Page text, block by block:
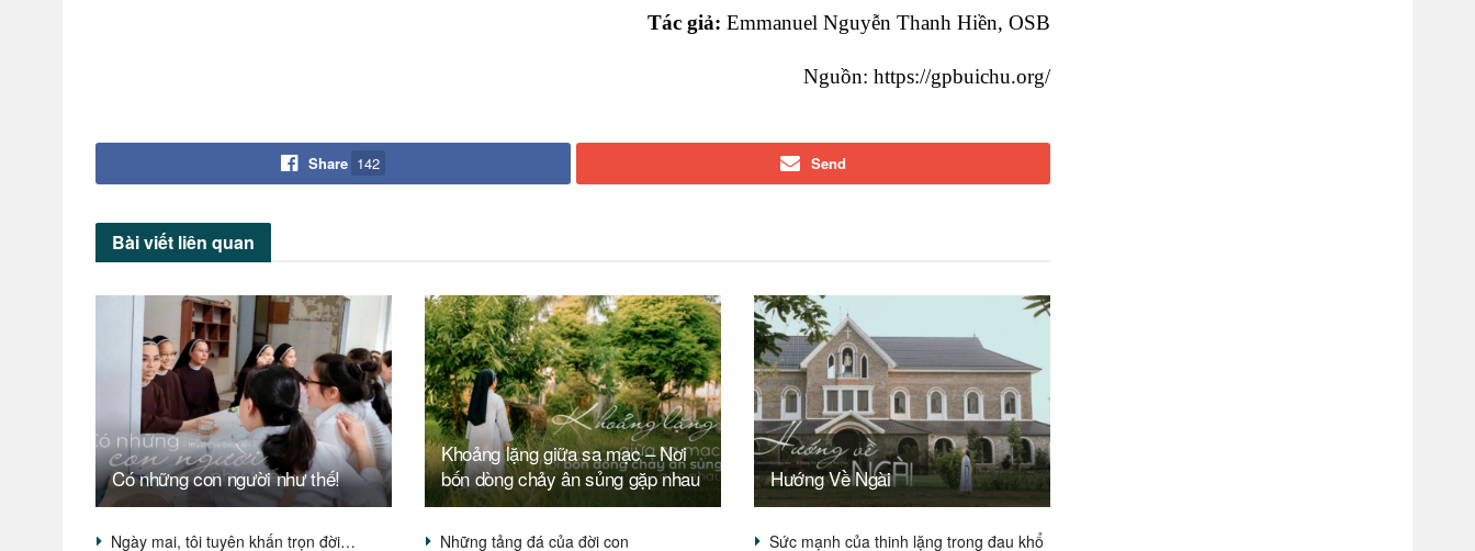
Tác giả: Emmanuel Nguyễn Thanh Hiền, OSB
Nguồn: https://gpbuichu.org/
Share 142 Send
Bài viết liên quan
Có những con người như thế!
Khoảng lặng giữa sa mạc – Nơi
bốn dòng chảy ân sủng gặp nhau
Hướng Về Ngài
Ngày mai, tôi tuyên khấn trọn đời… Những tảng đá của đời con
Sức mạnh của thinh lặng trong đau khổ